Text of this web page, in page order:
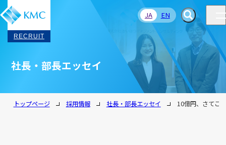
RECRUIT
JA EN
社長・部長エッセイ
トップページ 採用情報 社長・部長エッセイ 10億円、さてこ